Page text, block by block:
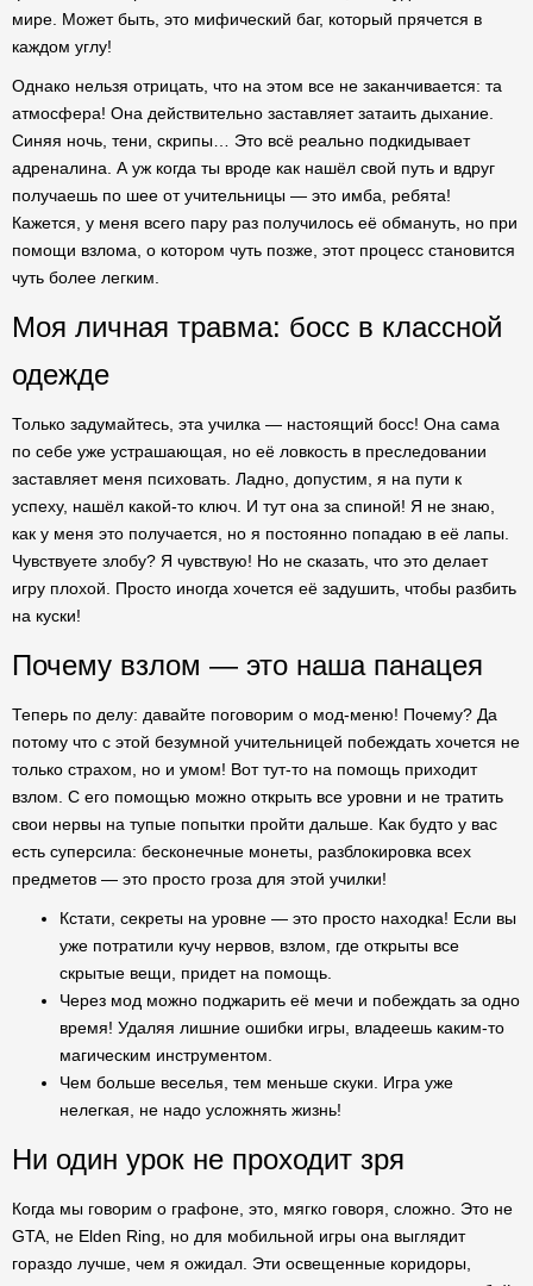
мире. Может быть, это мифический баг, который прячется в
каждом углу!
Однако нельзя отрицать, что на этом все не заканчивается: та
атмосфера! Она действительно заставляет затаить дыхание.
Синяя ночь, тени, скрипы… Это всё реально подкидывает
адреналина. А уж когда ты вроде как нашёл свой путь и вдруг
получаешь по шее от учительницы — это имба, ребята!
Кажется, у меня всего пару раз получилось её обмануть, но при
помощи взлома, о котором чуть позже, этот процесс становится
чуть более легким.
Моя личная травма: босс в классной
одежде
Только задумайтесь, эта училка — настоящий босс! Она сама
по себе уже устрашающая, но её ловкость в преследовании
заставляет меня психовать. Ладно, допустим, я на пути к
успеху, нашёл какой-то ключ. И тут она за спиной! Я не знаю,
как у меня это получается, но я постоянно попадаю в её лапы.
Чувствуете злобу? Я чувствую! Но не сказать, что это делает
игру плохой. Просто иногда хочется её задушить, чтобы разбить
на куски!
Почему взлом — это наша панацея
Теперь по делу: давайте поговорим о мод-меню! Почему? Да
потому что с этой безумной учительницей побеждать хочется не
только страхом, но и умом! Вот тут-то на помощь приходит
взлом. С его помощью можно открыть все уровни и не тратить
свои нервы на тупые попытки пройти дальше. Как будто у вас
есть суперсила: бесконечные монеты, разблокировка всех
предметов — это просто гроза для этой училки!
Кстати, секреты на уровне — это просто находка! Если вы
уже потратили кучу нервов, взлом, где открыты все
скрытые вещи, придет на помощь.
Через мод можно поджарить её мечи и побеждать за одно
время! Удаляя лишние ошибки игры, владеешь каким-то
магическим инструментом.
Чем больше веселья, тем меньше скуки. Игра уже
нелегкая, не надо усложнять жизнь!
Ни один урок не проходит зря
Когда мы говорим о графоне, это, мягко говоря, сложно. Это не
GTA, не Elden Ring, но для мобильной игры она выглядит
гораздо лучше, чем я ожидал. Эти освещенные коридоры,